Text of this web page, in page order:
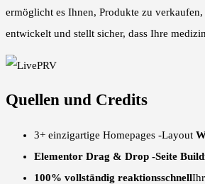
ermöglicht es Ihnen, Produkte zu
entwickelt und stellt sicher, dass Ihre
Quellen und Credits
3+ einzigartige Homepages -Layout
Elementor Drag & Drop -Seite
100% vollständig reaktionsschnell